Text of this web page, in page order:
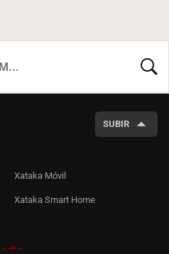
SUBIR
Xataka Móvil
Xataka Smart Home